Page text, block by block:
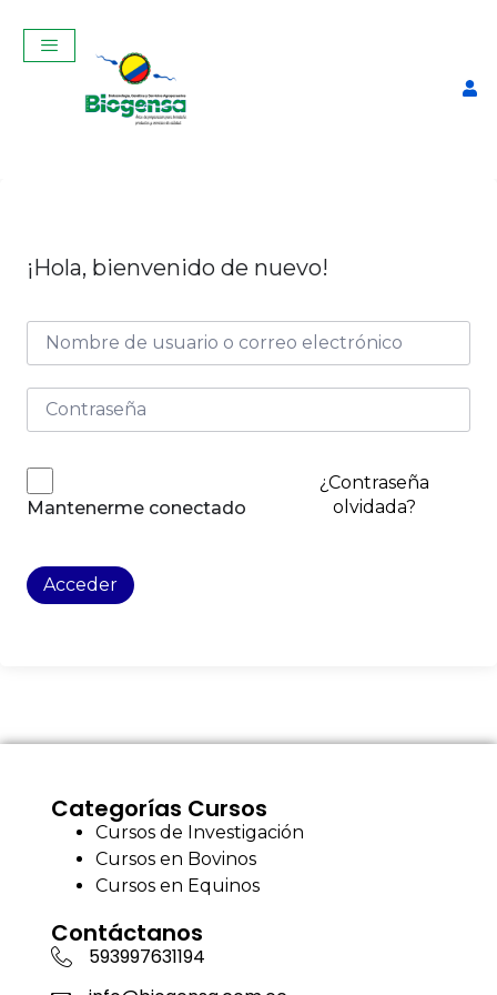
¡Hola, bienvenido de nuevo!
Mantenerme conectado
¿Contraseña
olvidada?
Acceder
Categorías Cursos
Cursos de Investigación
Cursos en Bovinos
Cursos en Equinos
Contáctanos
593997631194
Curso Teórico-Práctico de
Ginecología, Palpación y
vacas Agosto 2025